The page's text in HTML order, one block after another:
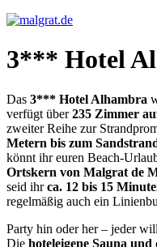
Malgrat an der Costa
3*** Hotel
Das 3*** Hotel Alhambra
verfügt über 235 Zimmer
zweiter Reihe zur
Metern bis zum
könnt ihr euren Beach-
Ortskern von Malgrat de
seid ihrca. 12 bis 15
regelmäßig auch ein
Party hin oder her – jeder
Die hoteleigene Sauna und